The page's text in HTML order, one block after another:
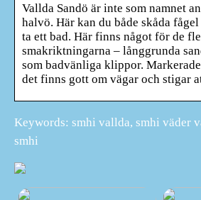
Vallda Sandö är inte som namnet
halvö. Här kan du både skåda
ta ett bad. Här finns något för de
smakriktningarna – långgrunda
som badvänliga klippor.
det finns gott om vägar och stigar
Keywords: smhi vallda, smhi väder
smhi